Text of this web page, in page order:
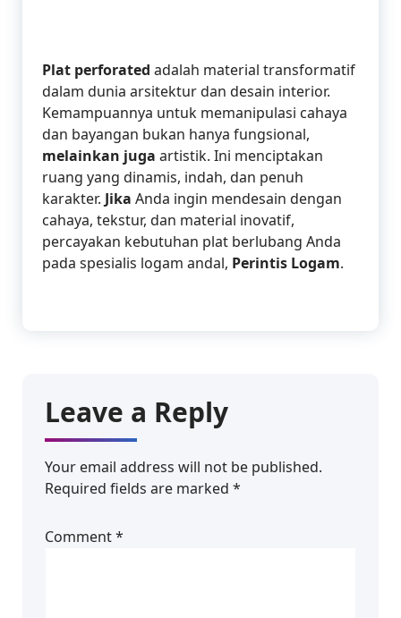
Plat perforated adalah material transformatif
dalam dunia arsitektur dan desain interior.
Kemampuannya untuk memanipulasi cahaya
dan bayangan bukan hanya fungsional,
melainkan juga artistik. Ini menciptakan
ruang yang dinamis, indah, dan penuh
karakter. Jika Anda ingin mendesain dengan
cahaya, tekstur, dan material inovatif,
percayakan kebutuhan plat berlubang Anda
pada spesialis logam andal, Perintis Logam.
Leave a Reply
Your email address will not be published.
Required fields are marked *
Comment*